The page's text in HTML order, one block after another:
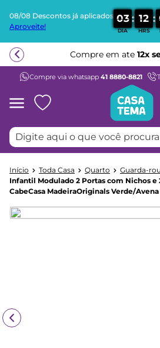
08/08 Descontos já aplicados
Aproveite!
03
DIA
: 12
HRS
:
Compre em ate 12x
Compre via whatsapp 41 8880-8821
Digite aqui o que você procura
Toda Casa Quarto Guarda-
Infantil Modulado 2 Portas com Nichos e
CabeCasa MadeiraOriginals Verde/Avena
1º
guarda roupa
3º
aria
º
escrivaninha
6º
treliche
7º
petit
8º
berço
9º
cama infantil